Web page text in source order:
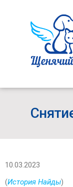
10.03.2023
(История Найды)